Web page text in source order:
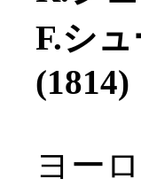
F.シ
(1814)
ヨー